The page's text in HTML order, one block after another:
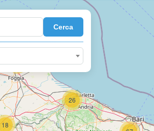
Cerca
18
26
26